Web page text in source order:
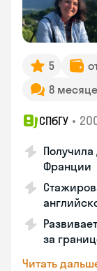
5
8
СПбГУ •
Франции
за
Читать